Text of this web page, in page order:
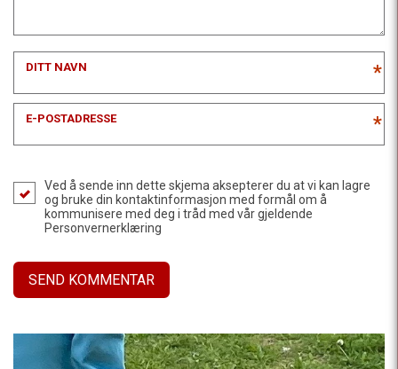
DITT NAVN *
E-POSTADRESSE *
Ved å sende inn dette skjema aksepterer du at vi kan lagre
og bruke din kontaktinformasjon med formål om å
kommunisere med deg i tråd med vår gjeldende
Personvernerklæring